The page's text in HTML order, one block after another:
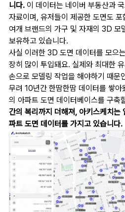
니다. 이 데이터는 네이버 부동산과
자료이며, 유저들이 제공한 도면도
여개 브랜드의 가구 및 자재의 3D 모
보유하고 있습니다.
사실 이러한 3D 도면 데이터를 모으
장히 많이 투입돼요. 실제와 최대한
손으로 모델링 작업을 해야하기 때문
무려 10년간 한땀한땀 데이터를 쌓아
의 아파트 도면 데이터베이스를 구축
간의 복리까지 더해져, 아키스케치는
파트 도면 데이터를 가지고 있습니다.